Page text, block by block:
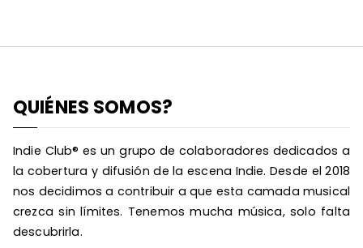
QUIÉNES SOMOS?
Indie Club® es un grupo de colaboradores dedicados a
la cobertura y difusión de la escena Indie. Desde el 2018
nos decidimos a contribuir a que esta camada musical
crezca sin límites. Tenemos mucha música, solo falta
descubrirla.